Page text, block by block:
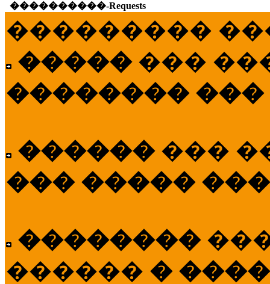
����������-Requests
���������
����� ���
�������� ���
������ ���
��� �����
��������
������ �